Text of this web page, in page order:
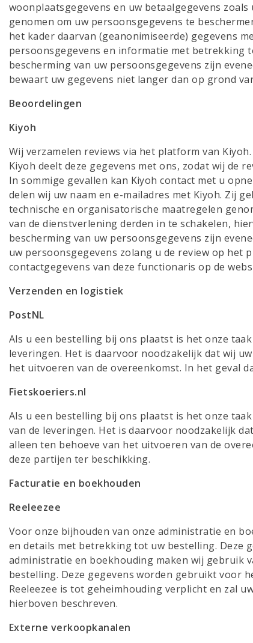
woonplaatsgegevens en uw betaalgegevens
genomen om uw persoonsgegevens te
het kader daarvan (geanonimiseerde) gegevens
persoonsgegevens en informatie met betrekking
bescherming van uw persoonsgegevens zijn
bewaart uw gegevens niet langer dan op grond
Beoordelingen
Kiyoh
Wij verzamelen reviews via het platform van
Kiyoh deelt deze gegevens met ons, zodat wij de
In sommige gevallen kan Kiyoh contact met u
delen wij uw naam en e-mailadres met Kiyoh. Zij
technische en organisatorische maatregelen
van de dienstverlening derden in te schakelen,
bescherming van uw persoonsgegevens zijn
uw persoonsgegevens zolang u de review op het
contactgegevens van deze functionaris op de
Verzenden en logistiek
PostNL
Als u een bestelling bij ons plaatst is het onze
leveringen. Het is daarvoor noodzakelijk dat wij
het uitvoeren van de overeenkomst. In het geval
Fietskoeriers.nl
Als u een bestelling bij ons plaatst is het onze
van de leveringen. Het is daarvoor noodzakelijk
alleen ten behoeve van het uitvoeren van de
deze partijen ter beschikking.
Facturatie en boekhouden
Reeleezee
Voor onze bijhouden van onze administratie en
en details met betrekking tot uw bestelling. Deze
administratie en boekhouding maken wij gebruik
bestelling. Deze gegevens worden gebruikt voor
Reeleezee is tot geheimhouding verplicht en zal
hierboven beschreven.
Externe verkoopkanalen